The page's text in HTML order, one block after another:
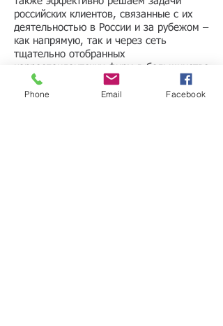
российских клиентов, связанные с их
деятельностью в России и за рубежом –
как напрямую, так и через сеть
тщательно отобранных
корреспондентских фирм в большинстве
европейских, североамериканских и
азиатских юрисдикций.
Phone Email Facebook